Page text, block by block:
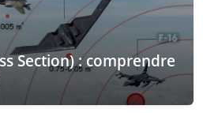
Section) : comprendre